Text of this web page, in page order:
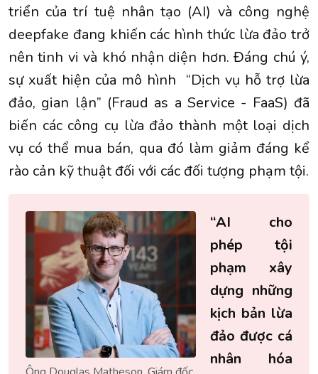
triển của trí tuệ nhân tạo (AI) và công nghệ
deepfake đang khiến các hình thức lừa đảo trở
nên tinh vi và khó nhận diện hơn. Đáng chú ý,
sự xuất hiện của mô hình “Dịch vụ hỗ trợ lừa
đảo, gian lận” (Fraud as a Service - FaaS) đã
biến các công cụ lừa đảo thành một loại dịch
vụ có thể mua bán, qua đó làm giảm đáng kể
rào cản kỹ thuật đối với các đối tượng phạm tội.
“AI cho
phép tội
phạm xây
dựng những
kịch bản lừa
đảo được cá
nhân hóa